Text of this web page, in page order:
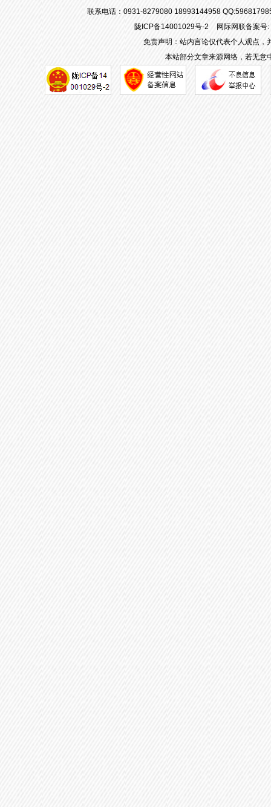
联系电话：0931-8279080 18993144958
陇ICP备14001029号-2
网际网联备案
免责声明：站内言论仅代表个人观点，
本站部分文章来源网络，若无意